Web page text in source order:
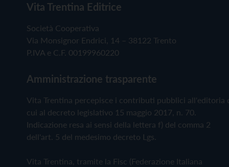
Vita Trentina Editrice
Società Cooperativa
Via Monsignor Endrici, 14 – 38122 Trento
P.IVA e C.F. 00199960220
Amministrazione trasparente
Vita Trentina percepisce i contributi pubblici all'editoria
cui al decreto legislativo 15 maggio 2017, n. 70.
Indicazione resa ai sensi della lettera f) del comma 2
dell'art. 5 del medesimo decreto Lgs.
Vita Trentina, tramite la Fisc (Federazione Italiana